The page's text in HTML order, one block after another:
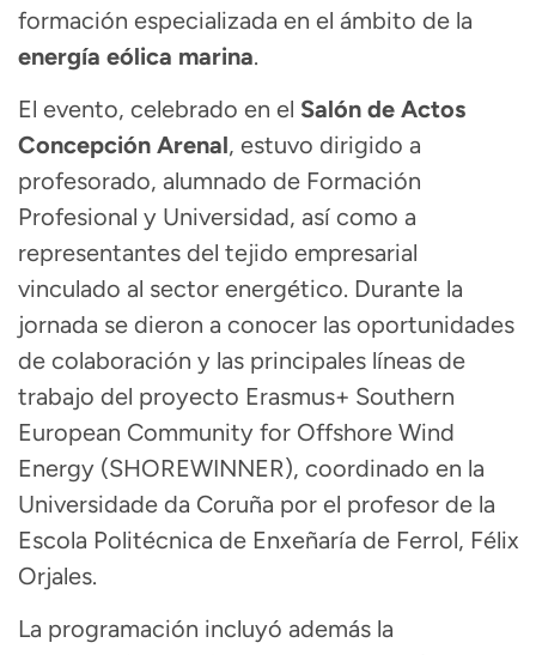
formación especializada en el ámbito de la
energía eólica marina.
El evento, celebrado en el Salón de Actos
Concepción Arenal, estuvo dirigido a
profesorado, alumnado de Formación
Profesional y Universidad, así como a
representantes del tejido empresarial
vinculado al sector energético. Durante la
jornada se dieron a conocer las oportunidades
de colaboración y las principales líneas de
trabajo del proyecto Erasmus+ Southern
European Community for Offshore Wind
Energy (SHOREWINNER), coordinado en la
Universidade da Coruña por el profesor de la
Escola Politécnica de Enxeñaría de Ferrol, Félix
Orjales.
La programación incluyó además la